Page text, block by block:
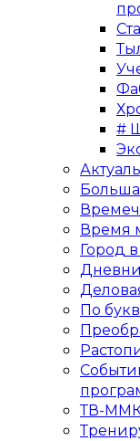
#
Время
Город
По
ТВ-